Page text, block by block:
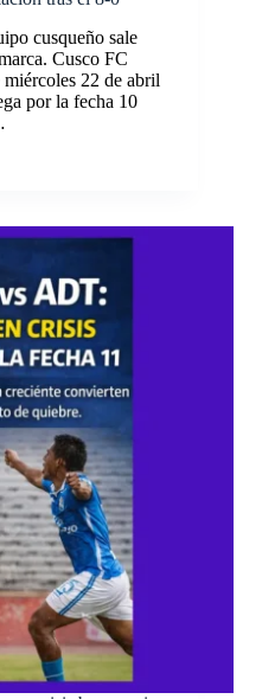
cusqueño sale
Cusco FC
miércoles 22 de abril
por la fecha 10